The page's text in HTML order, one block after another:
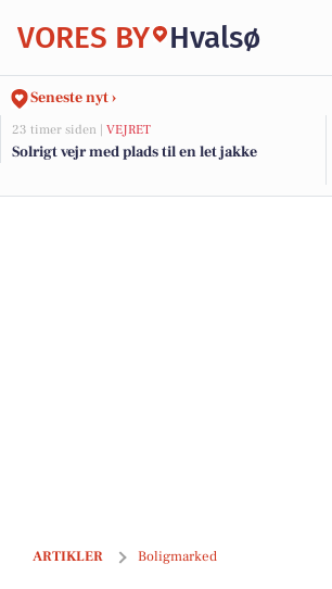
VORES BY Hvalsø
Seneste nyt ›
23 timer siden | VEJRET
Solrigt vejr med plads til en let jakke
ARTIKLER Boligmarked
Frikøbing 16 i Hvalsø er solgt for